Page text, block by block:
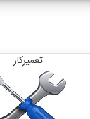
تعمیرکار